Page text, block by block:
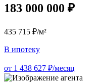
183 000 000 ₽
435 715 ₽/м²
В ипотеку
от 1 438 627 ₽/месяц